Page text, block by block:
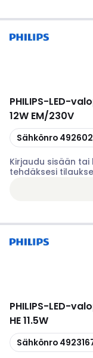
PHILIPS-LED-
12W EM/230V
Kopioi
Sähkönro
Kirjaudu sisään
tehdäksesi
PHILIPS-LED-
HE 11.5W
Kopioi
Sähkönro